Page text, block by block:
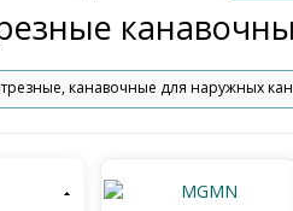
канавочные для наружных